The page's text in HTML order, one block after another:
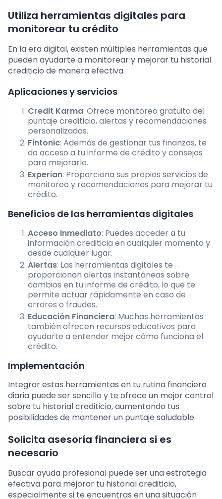
Utiliza herramientas digitales para
monitorear tu crédito
En la era digital, existen múltiples herramientas que
pueden ayudarte a monitorear y mejorar tu historial
crediticio de manera efectiva.
Aplicaciones y servicios
Credit Karma: Ofrece monitoreo gratuito del
puntaje crediticio, alertas y recomendaciones
personalizadas.
Fintonic: Además de gestionar tus finanzas, te
da acceso a tu informe de crédito y consejos
para mejorarlo.
Experian: Proporciona sus propios servicios de
monitoreo y recomendaciones para mejorar tu
crédito.
Beneficios de las herramientas digitales
Acceso Inmediato: Puedes acceder a tu
información crediticia en cualquier momento y
desde cualquier lugar.
Alertas: Las herramientas digitales te
proporcionan alertas instantáneas sobre
cambios en tu informe de crédito, lo que te
permite actuar rápidamente en caso de
errores o fraudes.
Educación Financiera: Muchas herramientas
también ofrecen recursos educativos para
ayudarte a entender mejor cómo funciona el
crédito.
Implementación
Integrar estas herramientas en tu rutina financiera
diaria puede ser sencillo y te ofrece un mejor control
sobre tu historial crediticio, aumentando tus
posibilidades de mantener un puntaje saludable.
Solicita asesoría financiera si es
necesario
Buscar ayuda profesional puede ser una estrategia
efectiva para mejorar tu historial crediticio,
especialmente si te encuentras en una situación